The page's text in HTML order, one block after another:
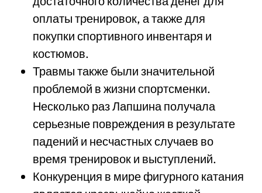
оплаты тренировок, а также для
покупки спортивного инвентаря и
костюмов.
Травмы также были значительной
проблемой в жизни спортсменки.
Несколько раз Лапшина получала
серьезные повреждения в результате
падений и несчастных случаев во
время тренировок и выступлений.
Конкуренция в мире фигурного катания